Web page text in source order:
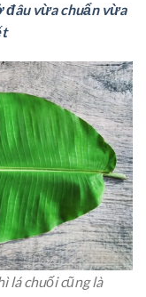
đâu vừa chuẩn vừa
lá chuối cũng là